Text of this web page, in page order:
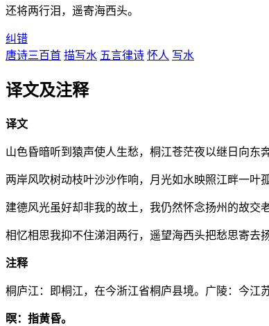
还将两行泪，遥寄海西头。
纠错
唐诗三百首 描写水 五言律诗 怀人 写水
译文及注释
译文
山色昏暗听到猿声使人生愁，桐江苍茫夜以继日向东奔
两岸风吹树动枝叶沙沙作响，月光如水映照江畔一叶孤
建德风光虽好却非我的故土，我仍然怀念扬州的故交老
相忆相思我抑不住涕泪两行，遥望海西头把愁思寄去扬
注释
桐庐江：即桐江，在今浙江省桐庐县境。广陵：今江
暝：指黄昏。